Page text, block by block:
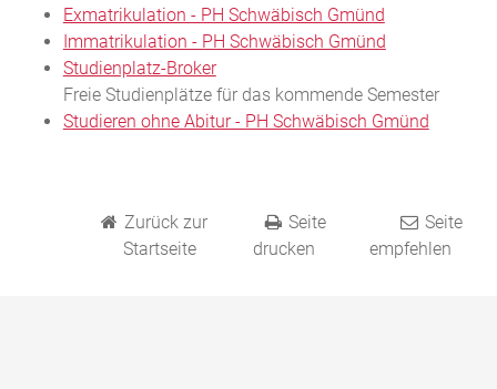
Exmatrikulation - PH Schwäbisch Gmünd
Immatrikulation - PH Schwäbisch Gmünd
Studienplatz-Broker
Freie Studienplätze für das kommende Semester
Studieren ohne Abitur - PH Schwäbisch Gmünd
Zurück zur
Startseite
Seite
drucken
Seite
empfehlen